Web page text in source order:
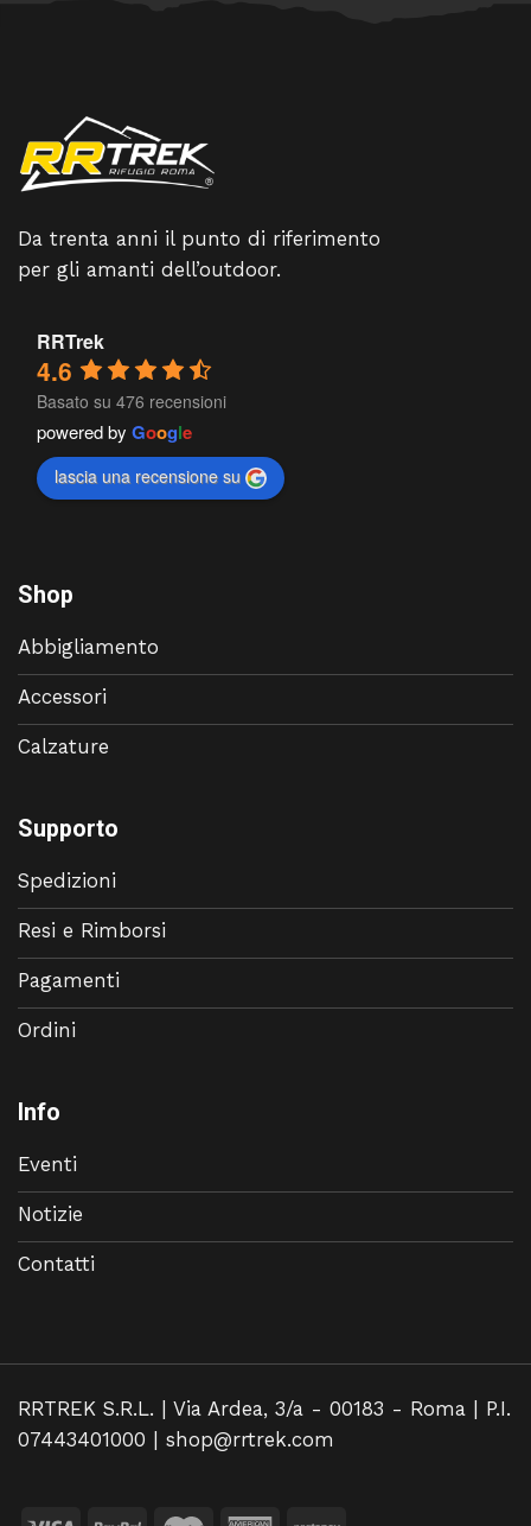
Da trenta anni il punto di riferimento
per gli amanti dell’outdoor.
RRTrek
4.6
Basato su 476 recensioni
powered by Google
lascia una recensione su
Shop
Abbigliamento
Accessori
Calzature
Supporto
Spedizioni
Resi e Rimborsi
Pagamenti
Ordini
Info
Eventi
Notizie
Contatti
RRTREK S.R.L. | Via Ardea, 3/a - 00183 - Roma | P.I.
07443401000 | shop@rrtrek.com